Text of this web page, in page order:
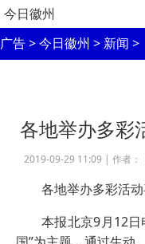
今日徽州
广告>今日徽州 > 新闻 >
各地举办多彩
2019-09-29 11:09 | 作者：
各地举办多彩活动
本报北京9月12日电